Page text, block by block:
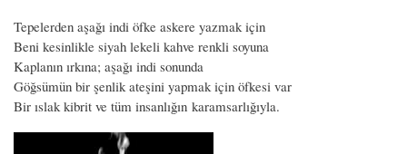
Tepelerden aşağı indi öfke askere yazmak için
Beni kesinlikle siyah lekeli kahve renkli soyuna
Kaplanın ırkına; aşağı indi sonunda
Göğsümün bir şenlik ateşini yapmak için öfkesi var
Bir ıslak kibrit ve tüm insanlığın karamsarlığıyla.